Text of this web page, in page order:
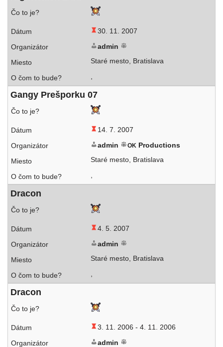
30. 11. 2007
admin
Staré mes­to, Bratislava
,
Gangy Prešporku 07
14. 7. 2007
admin OK Productions
Staré mes­to, Bratislava
,
Dracon
4. 5. 2007
admin
Staré mes­to, Bratislava
,
Dracon
3. 11. 2006 - 4. 11. 2006
admin